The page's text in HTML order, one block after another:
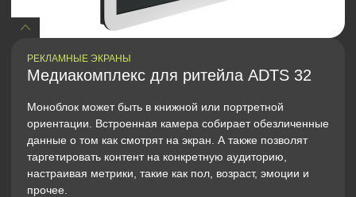
РЕКЛАМНЫЕ ЭКРАНЫ
Медиакомплекс для ритейла ADTS 32
Моноблок может быть в книжной или портретной
ориентации. Встроенная камера собирает обезличенные
данные о том как смотрят на экран. А также позволят
таргетировать контент на конкретную аудиторию,
настраивая метрики, такие как пол, возраст, эмоции и
прочее.